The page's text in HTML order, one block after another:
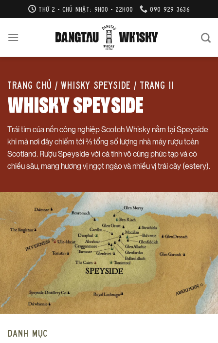
qua
dung
THỨ 2 - CHỦ NHẬT: 9H00 - 22H00 090 929 3636
Trang chủ / Whisky Speyside / Trang 11
WHISKY SPEYSIDE
Trái tim của nền công nghiệp Scotch Whisky nằm tại Speyside
khi mà nơi đây chiếm tới ⅔ tổng số lượng nhà máy rượu toàn
Scotland. Rượu Speyside với cá tính vô cùng phức tạp và có
chiều sâu, mang hương vị ngọt ngào và nhiều vị trái cây (estery).
DANH MỤC